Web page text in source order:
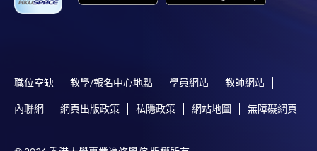
職位空缺 教學/報名中心地點 學員網站 教師網站
內聯網 網頁出版政策 私隱政策 網站地圖 無障礙網頁